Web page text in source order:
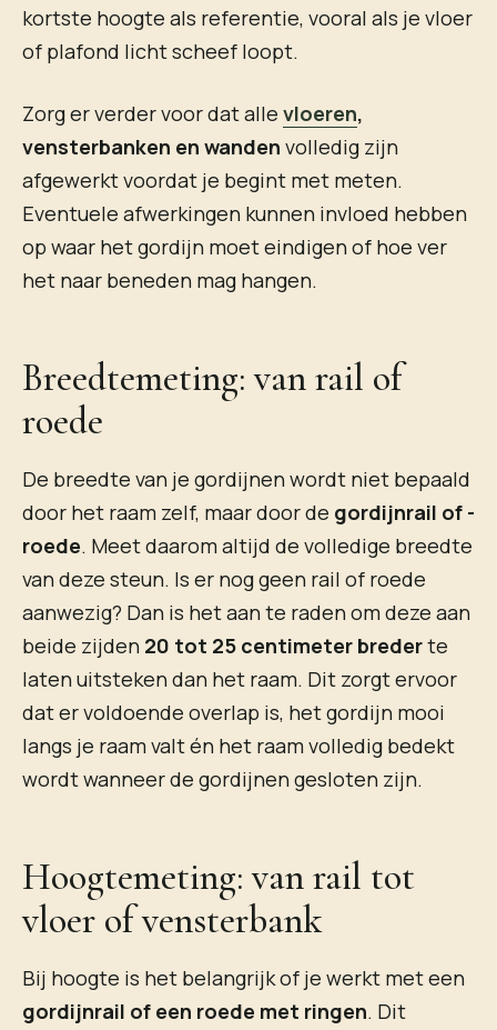
kortste hoogte als referentie, vooral als je vloer
of plafond licht scheef loopt.
Zorg er verder voor dat alle vloeren,
vensterbanken en wanden volledig zijn
afgewerkt voordat je begint met meten.
Eventuele afwerkingen kunnen invloed hebben
op waar het gordijn moet eindigen of hoe ver
het naar beneden mag hangen.
Breedtemeting: van rail of
roede
De breedte van je gordijnen wordt niet bepaald
door het raam zelf, maar door de gordijnrail of -
roede. Meet daarom altijd de volledige breedte
van deze steun. Is er nog geen rail of roede
aanwezig? Dan is het aan te raden om deze aan
beide zijden 20 tot 25 centimeter brederte
laten uitsteken dan het raam. Dit zorgt ervoor
dat er voldoende overlap is, het gordijn mooi
langs je raam valt én het raam volledig bedekt
wordt wanneer de gordijnen gesloten zijn.
Hoogtemeting: van rail tot
vloer of vensterbank
Bij hoogte is het belangrijk of je werkt met een
gordijnrail of een roede met ringen. Dit